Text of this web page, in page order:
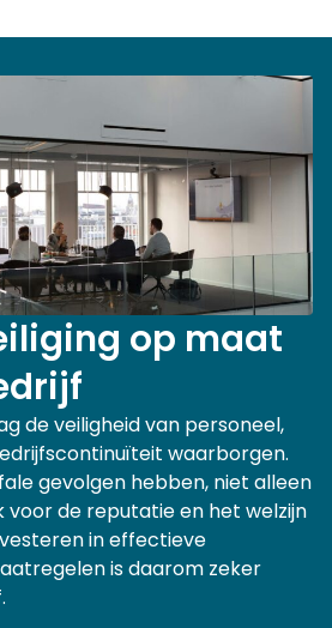
op maat
de veiligheid van personeel,
waarborgen.
gevolgen hebben, niet alleen
voor de reputatie en het welzijn
in effectieve
is daarom zeker